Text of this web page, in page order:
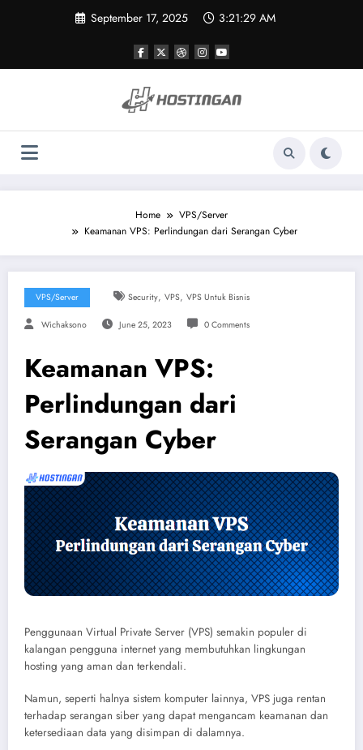
September 17, 2025 3:21:30 AM
Home
VPS/Server
Keamanan VPS: Perlindungan dari Serangan Cyber
VPS/Server Security, VPS, VPS Untuk Bisnis
Wichaksono June 25, 2023 0 Comments
Keamanan VPS:
Perlindungan dari
Serangan Cyber
Penggunaan Virtual Private Server (VPS) semakin populer di
kalangan pengguna internet yang membutuhkan lingkungan
hosting yang aman dan terkendali.
Namun, seperti halnya sistem komputer lainnya, VPS juga rentan
terhadap serangan siber yang dapat mengancam keamanan dan
ketersediaan data yang disimpan di dalamnya.